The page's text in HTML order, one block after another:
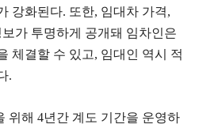
강화된다. 또한, 임대차 가격,
가 투명하게 공개돼 임차인은
체결할 수 있고, 임대인 역시 적
.
위해 4년간 계도 기간을 운영하